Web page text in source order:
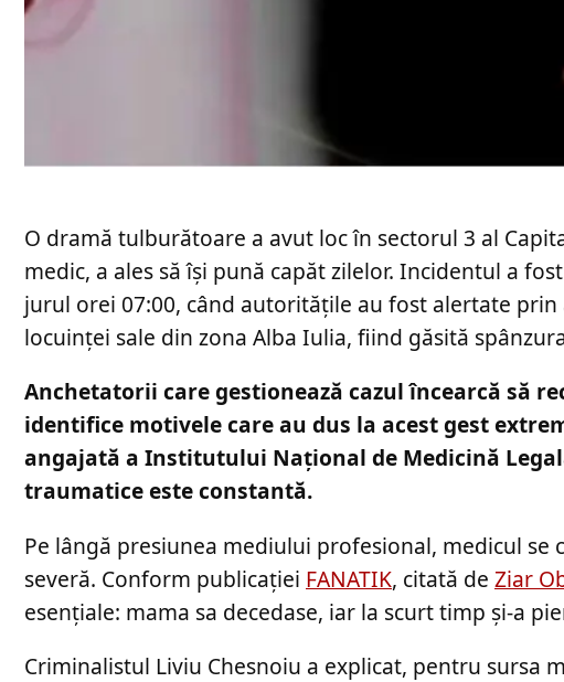
O dramă tulburătoare a avut loc în sectorul 3 al
medic, a ales să își pună capăt zilelor. Incidentul a
jurul orei 07:00, când autoritățile au fost alertate
locuinței sale din zona Alba Iulia, fiind găsită
Anchetatorii care gestionează cazul încearcă să
identifice motivele care au dus la acest gest
angajată a Institutului Național de Medicină
traumatice este constantă.
Pe lângă presiunea mediului profesional, medicul
severă. Conform publicației FANATIK, citată de Ziar
esențiale: mama sa decedase, iar la scurt timp și-a
Criminalistul Liviu Chesnoiu a explicat, pentru sursa